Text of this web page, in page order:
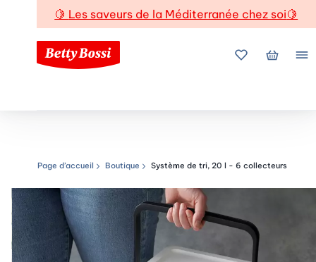
🍋 Les saveurs de la Méditerranée chez soi🍋
Mes favoris
Mon
Chemin de navigation
Page d’accueil Boutique Système de tri, 20 l - 6 collecteurs